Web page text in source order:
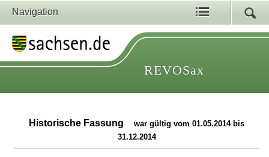
Navigation
REVOSax
Historische Fassung
war gültig vom 01.05.2014 bis
31.12.2014